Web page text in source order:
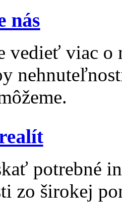
nás
vedieť viac o
potrebné
zo širokej